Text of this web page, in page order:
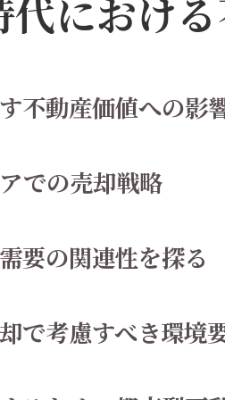
売却戦略策定
専門家のネッ
売却後のアフ
代におけ
不動産価値への影
での売却戦略
要の関連性を探る
で考慮すべき環境